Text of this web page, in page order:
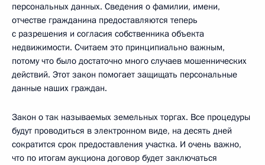
персональных данных. Сведения о фамилии, имени,
отчестве гражданина предоставляются теперь
с разрешения и согласия собственника объекта
недвижимости. Считаем это принципиально важным,
потому что было достаточно много случаев мошеннических
действий. Этот закон помогает защищать персональные
данные наших граждан.
Закон о так называемых земельных торгах. Все процедуры
будут проводиться в электронном виде, на десять дней
сократится срок предоставления участка. И очень важно,
что по итогам аукциона договор будет заключаться